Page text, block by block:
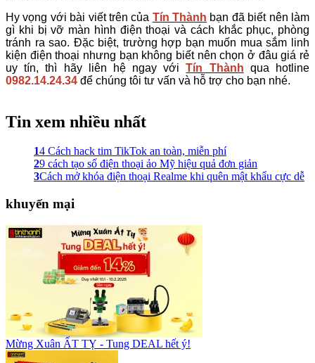
Hy vọng với bài viết trên của Tín Thành bạn đã biết nên làm
gì khi bị vỡ màn hình điện thoại và cách khắc phục, phòng
tránh ra sao. Đặc biệt, trường hợp bạn muốn mua sắm linh
kiện điện thoại nhưng bạn không biết nên chọn ở đâu giá rẻ
uy tín, thì hãy liên hệ ngay vớiTín Thành qua hotline
0982.14.24.34 để chúng tôi tư vấn và hỗ trợ cho bạn nhé.
Tin xem nhiều nhất
14 Cách hack tim TikTok an toàn, miễn phí
29 cách tạo số điện thoại ảo Mỹ hiệu quả đơn giản
3Cách mở khóa điện thoại Realme khi quên mật khẩu cực dễ
khuyến mại
Mừng Xuân ẤT TỴ - Tung DEAL hết ý!